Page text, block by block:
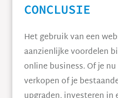
CONCLUSIE
Het gebruik van een
aanzienlijke voordelen
online business. Of je
verkopen of je